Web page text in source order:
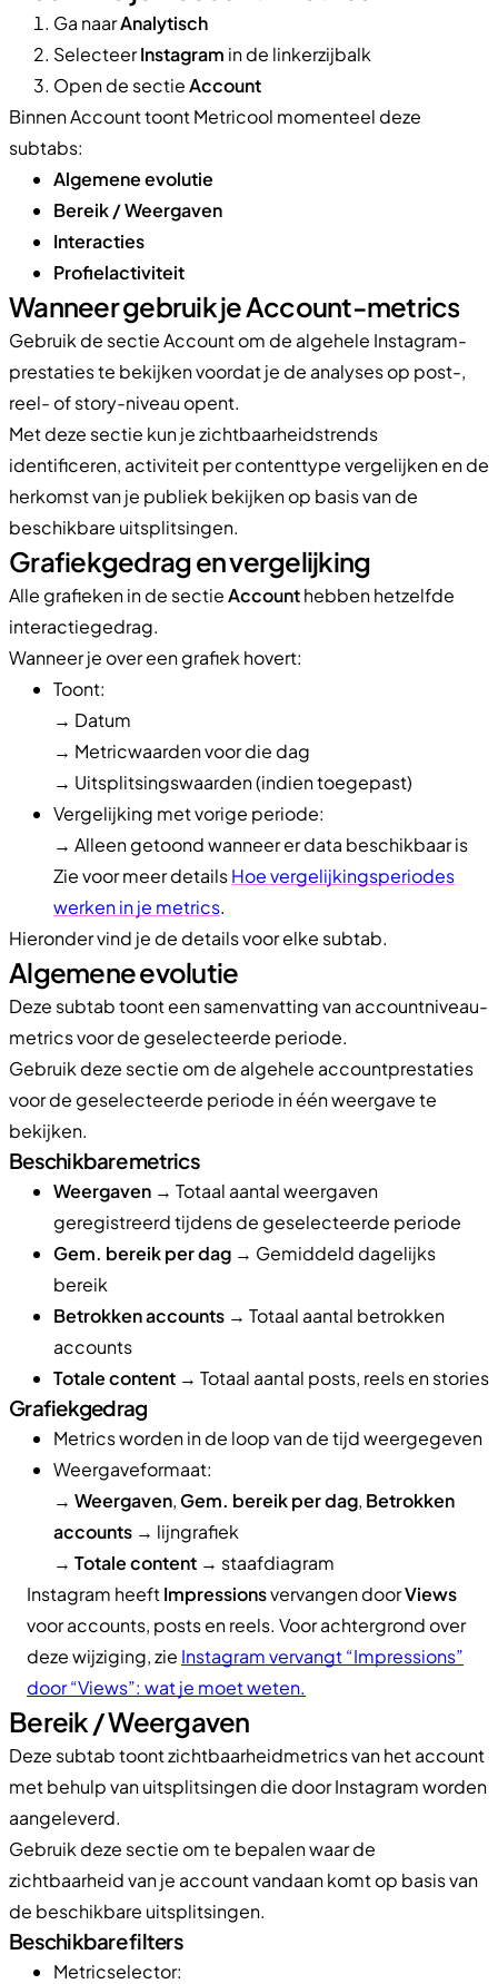
Ga naarAnalytisch
SelecteerInstagram in de linkerzijbalk
Open de sectieAccount
Binnen Account toont Metricool momenteel deze
subtabs:
Algemene evolutie
Bereik / Weergaven
Interacties
Profielactiviteit
Wanneer gebruik je Account-metrics
Gebruik de sectie Account om de algehele Instagram-
prestaties te bekijken voordat je de analyses op post-,
reel- of story-niveau opent.
Met deze sectie kun je zichtbaarheidstrends
identificeren, activiteit per contenttype vergelijken en de
herkomst van je publiek bekijken op basis van de
beschikbare uitsplitsingen.
Grafiekgedrag en vergelijking
Alle grafieken in de sectieAccounthebben hetzelfde
interactiegedrag.
Wanneer je over een grafiek hovert:
Toont:
→ Datum
→ Metricwaarden voor die dag
→ Uitsplitsingswaarden (indien toegepast)
Vergelijking met vorige periode:
→ Alleen getoond wanneer er data beschikbaar is
Zie voor meer detailsHoe vergelijkingsperiodes
werken in je metrics.
Hieronder vind je de details voor elke subtab.
Algemene evolutie
Deze subtab toont een samenvatting van accountniveau-
metrics voor de geselecteerde periode.
Gebruik deze sectie om de algehele accountprestaties
voor de geselecteerde periode in één weergave te
bekijken.
Beschikbare metrics
Weergaven → Totaal aantal weergaven
geregistreerd tijdens de geselecteerde periode
Gem. bereik per dag → Gemiddeld dagelijks
bereik
Betrokken accounts → Totaal aantal betrokken
accounts
Totale content → Totaal aantal posts, reels en stories
Grafiekgedrag
Metrics worden in de loop van de tijd weergegeven
Weergaveformaat:
→ Weergaven, Gem. bereik per dag, Betrokken
accounts → lijngrafiek
→ Totale content → staafdiagram
Instagram heeftImpressionsvervangen doorViews
voor accounts, posts en reels. Voor achtergrond over
deze wijziging, zie Instagram vervangt “Impressions”
door “Views”: wat je moet weten.
Bereik / Weergaven
Deze subtab toont zichtbaarheidmetrics van het account
met behulp van uitsplitsingen die door Instagram worden
aangeleverd.
Gebruik deze sectie om te bepalen waar de
zichtbaarheid van je account vandaan komt op basis van
de beschikbare uitsplitsingen.
Beschikbare filters
Metricselector: